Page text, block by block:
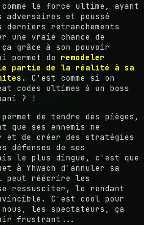
comme la force ultime, ayant
adversaires et poussé
derniers retranchements
une vraie chance de
grâce à son pouvoir
permet de remodeler
partie de la réalité à sa
. C'est comme si on
codes ultimes à un boss
? !
de tendre des pièges,
que ses ennemis ne
et de créer des stratégies
défenses de ses
le plus dingue, c'est que
à Yhwach d'annuler sa
peut réécrire les
ressusciter, le rendant
C'est cool pour
les spectateurs, ça
frustrant...